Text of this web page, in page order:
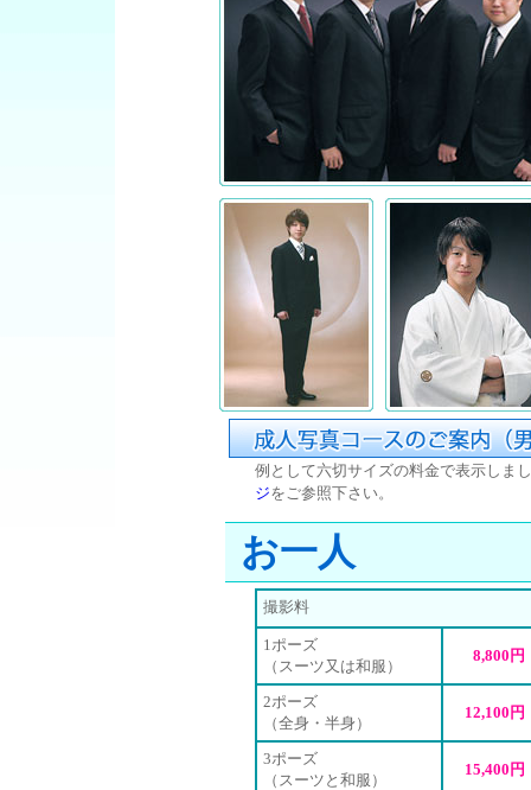
例として六切サイズの料金で表示しま
ジをご参照下さい。
お一人
撮影料
1ポーズ
（スーツ又は和服）
8,800円
2ポーズ
（全身・半身）
12,100円
3ポーズ
（スーツと和服）
15,400円